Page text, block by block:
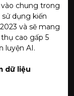
chung trong
dụng kiến
và sẽ mang
cao gấp 5
luyện AI.
dữ liệu